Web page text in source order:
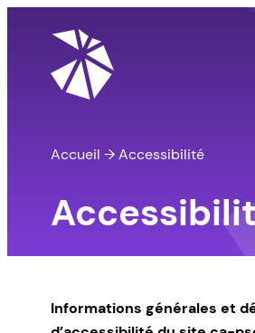
contenu
Accueil →Accessibilité
Informations générales et